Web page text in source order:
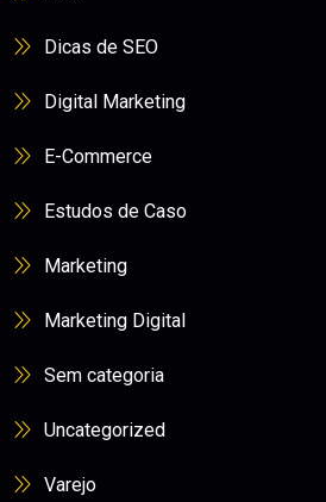
Dicas de SEO
Digital Marketing
E-Commerce
Estudos de Caso
Marketing
Marketing Digital
Sem categoria
Uncategorized
Varejo